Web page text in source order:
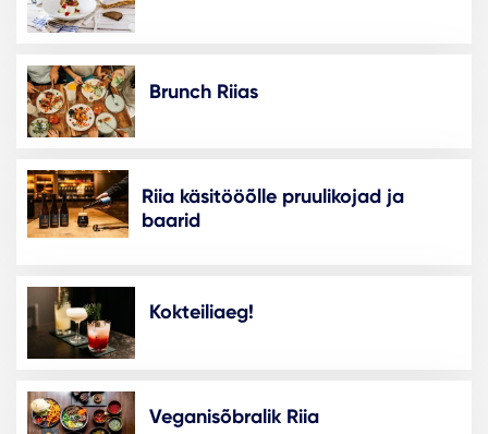
Brunch Riias
Riia käsitööõlle pruulikojad ja
baarid
Kokteiliaeg!
Veganisõbralik Riia